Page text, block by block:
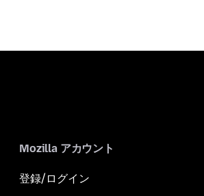
Mozilla アカウント
登録/ログイン